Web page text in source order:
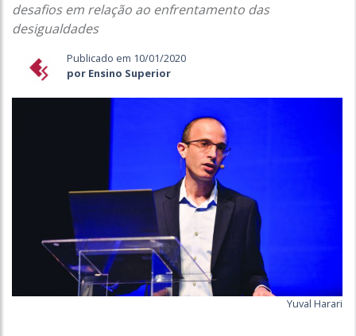
desafios em relação ao enfrentamento das
desigualdades
Publicado em 10/01/2020
por Ensino Superior
Yuval Harari